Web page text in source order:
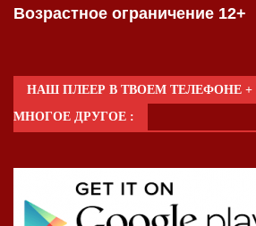
Возрастное ограничение 12+
НАШ ПЛЕЕР В ТВОЕМ ТЕЛЕФОНЕ
МНОГОЕ ДРУГОЕ :